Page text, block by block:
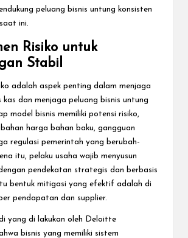
peluang bisnis untung konsisten
ini.
Risiko untuk
Stabil
adalah aspek penting dalam menjaga
kas dan menjaga peluang bisnis untung
model bisnis memiliki potensi risiko,
harga bahan baku, gangguan
regulasi pemerintah yang berubah-
itu, pelaku usaha wajib menyusun
pendekatan strategis dan berbasis
bentuk mitigasi yang efektif adalah di
pendapatan dan supplier.
yang di lakukan oleh Deloitte
bisnis yang memiliki sistem